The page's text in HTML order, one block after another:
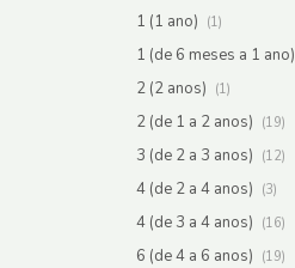
1 (1 ano) (1)
1 (de 6 meses a 1 ano)
2 (2 anos) (1)
2 (de 1 a 2 anos) (19)
3 (de 2 a 3 anos) (12)
4 (de 2 a 4 anos) (3)
4 (de 3 a 4 anos) (16)
6 (de 4 a 6 anos) (19)